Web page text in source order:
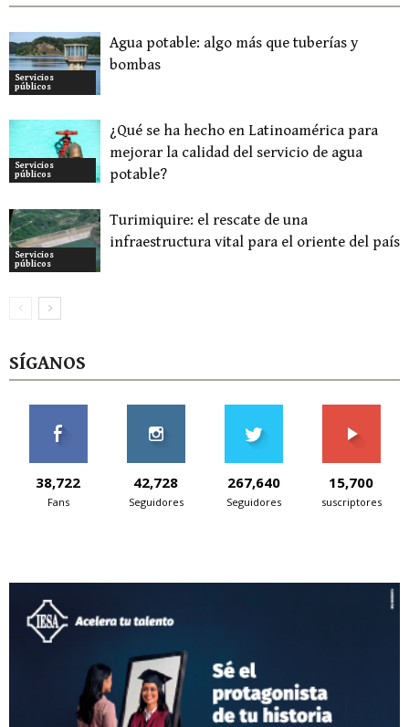
Servicios
públicos
Agua potable: algo más que tuberías y
bombas
Servicios
públicos
¿Qué se ha hecho en Latinoamérica para
mejorar la calidad del servicio de agua
potable?
Servicios
públicos
Turimiquire: el rescate de una
infraestructura vital para el oriente del país
SÍGANOS
38,722
Fans
42,728
Seguidores
267,640
Seguidores
15,700
suscriptores